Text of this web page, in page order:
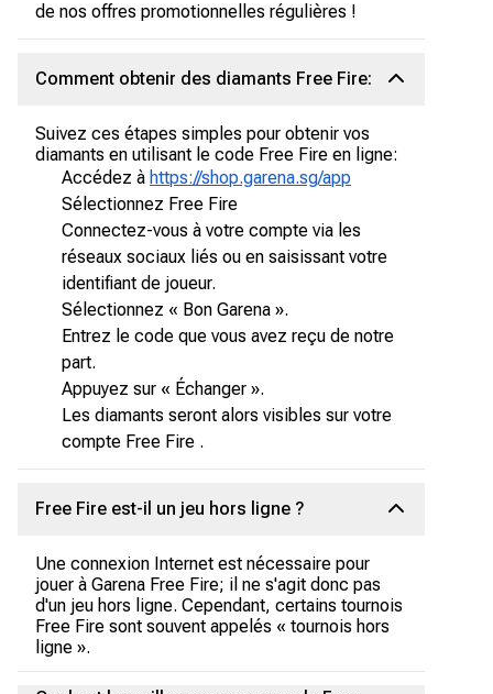
de nos offres promotionnelles régulières !
Comment obtenir des diamants Free Fire:
Suivez ces étapes simples pour obtenir vos
diamants en utilisant le code Free Fire en ligne:
Accédez à https://shop.garena.sg/app
Sélectionnez Free Fire
Connectez-vous à votre compte via les
réseaux sociaux liés ou en saisissant votre
identifiant de joueur.
Sélectionnez « Bon Garena ».
Entrez le code que vous avez reçu de notre
part.
Appuyez sur « Échanger ».
Les diamants seront alors visibles sur votre
compte Free Fire .
Free Fire est-il un jeu hors ligne ?
Une connexion Internet est nécessaire pour
jouer à Garena Free Fire; il ne s'agit donc pas
d'un jeu hors ligne. Cependant, certains tournois
Free Fire sont souvent appelés « tournois hors
ligne ».